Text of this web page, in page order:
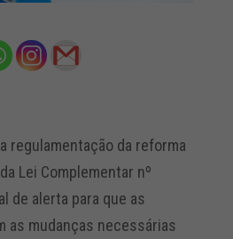
regulamentação da reforma
Lei Complementar nº
de alerta para que as
as mudanças necessárias